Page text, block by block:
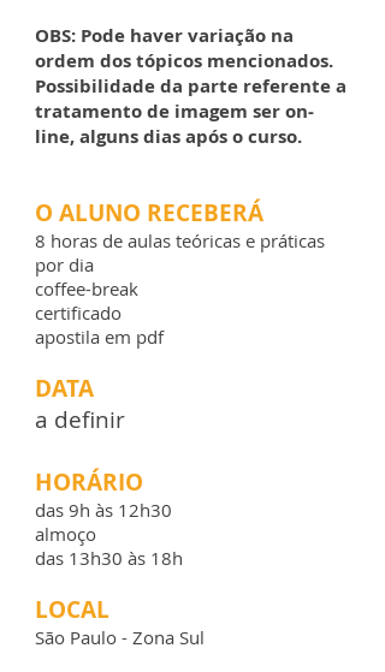
OBS: Pode haver variação na
ordem dos tópicos mencionados.
Possibilidade da parte referente a
tratamento de imagem ser on-
line, alguns dias após o curso.
O ALUNO RECEBERÁ
8 horas de aulas teóricas e práticas
por dia
coffee-break
certificado
apostila em pdf
DATA
a definir
HORÁRIO
das 9h às 12h30
almoço
das 13h30 às 18h
LOCAL
São Paulo - Zona Sul